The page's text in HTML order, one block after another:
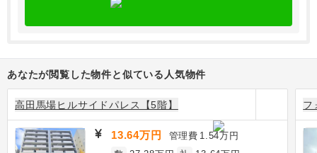
あなたが閲覧した物件と似ている人気物件
高田馬場ヒルサイドパレス【5階】
13.64万円 管理費 1.54万円
フ